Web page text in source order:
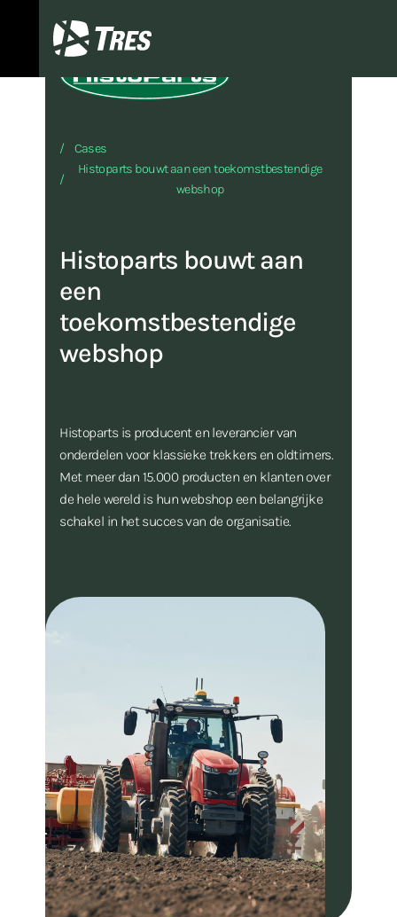
Cases
Histoparts bouwt aan een toekomstbestendige
webshop
Histoparts bouwt aan
een
toekomstbestendige
webshop
Histoparts is producent en leverancier van
onderdelen voor klassieke trekkers en oldtimers.
Met meer dan 15.000 producten en klanten over
de hele wereld is hun webshop een belangrijke
schakel in het succes van de organisatie.